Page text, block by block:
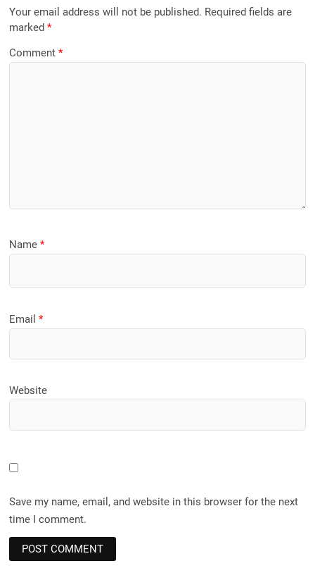
Your email address will not be published. Required fields are
marked*
Comment*
Name*
Email*
Website
Save my name, email, and website in this browser for the next
time I comment.